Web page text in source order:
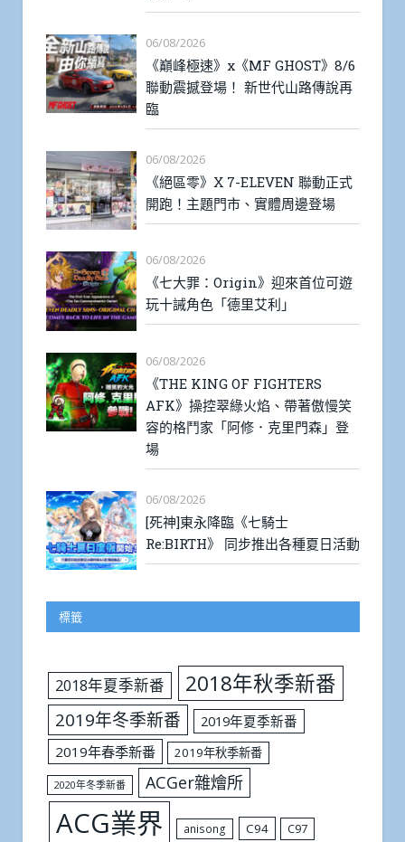
06/08/2026
《巔峰極速》x《MF GHOST》8/6
聯動震撼登場！ 新世代山路傳說再
臨
06/08/2026
《絕區零》X 7-ELEVEN 聯動正式
開跑！主題門市、實體周邊登場
06/08/2026
《七大罪：Origin》迎來首位可遊
玩十誡角色「德里艾利」
06/08/2026
《THE KING OF FIGHTERS
AFK》操控翠綠火焰、帶著傲慢笑
容的格鬥家「阿修．克里門森」登
場
06/08/2026
[死神]東永降臨《七騎士
Re:BIRTH》 同步推出各種夏日活動
標籤
2018年夏季新番 2018年秋季新番
2019年冬季新番
2019年夏季新番
2019年春季新番
2019年秋季新番
2020年冬季新番 ACGer雜燴所
ACG業界 anisong C94 C97